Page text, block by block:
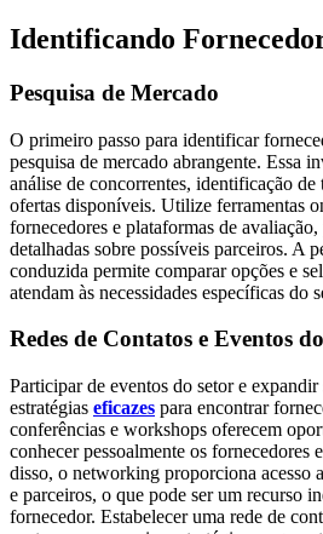
Identificando
Pesquisa de Mercado
O primeiro passo para identificar
pesquisa de mercado abrangente. Essa
análise de concorrentes, identificação de
ofertas disponíveis. Utilize ferramentas
fornecedores e plataformas de
detalhadas sobre possíveis parceiros. A
conduzida permite comparar opções e
atendam às necessidades específicas do
Redes de Contatos e Eventos
Participar de eventos do setor e expandir
estratégias eficazes para encontrar
conferências e workshops oferecem
conhecer pessoalmente os fornecedores
disso, o networking proporciona acesso
e parceiros, o que pode ser um recurso
fornecedor. Estabelecer uma rede de